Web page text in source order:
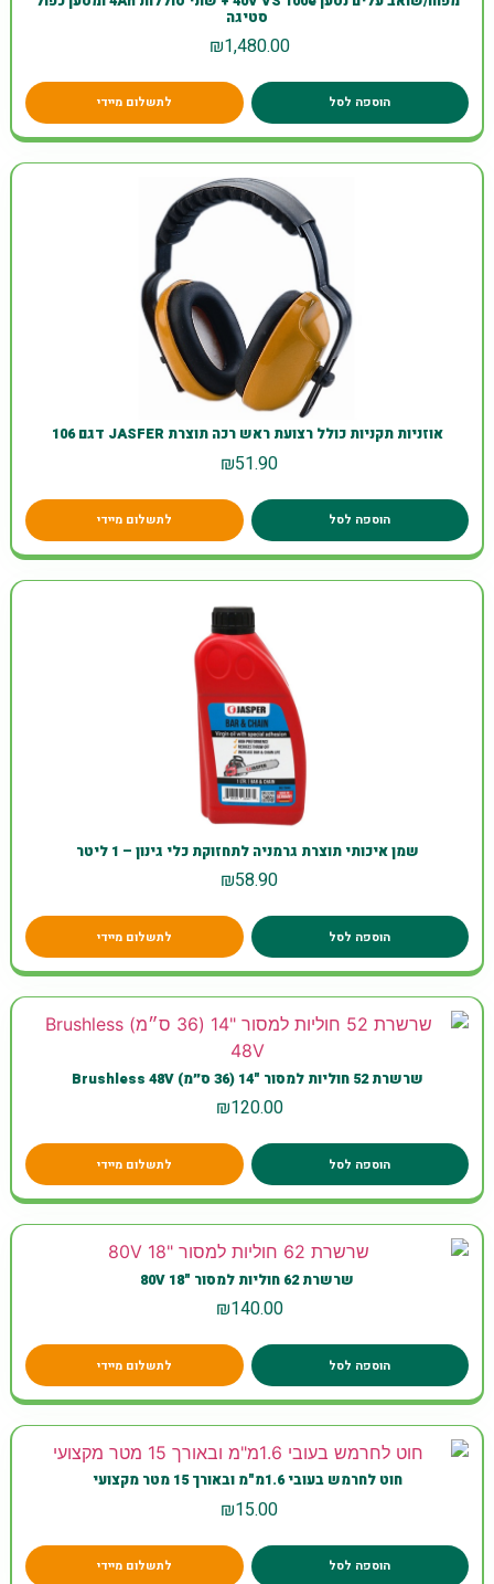
סטיגה
₪1,480.00
הוספה לסל לתשלום מיידי
אוזניות תקניות כולל רצועת ראש רכה תוצרת JASFER דגם 106
₪51.90
הוספה לסל לתשלום מיידי
שמן איכותי תוצרת גרמניה לתחזוקת כלי גינון – 1 ליטר
₪58.90
הוספה לסל לתשלום מיידי
שרשרת 52 חוליות למסור "14 (36 ס״מ) Brushless 48V
₪120.00
הוספה לסל לתשלום מיידי
שרשרת 62 חוליות למסור "18 80V
₪140.00
הוספה לסל לתשלום מיידי
חוט לחרמש בעובי 1.6מ"מ ובאורך 15 מטר מקצועי
₪15.00
הוספה לסל לתשלום מיידי